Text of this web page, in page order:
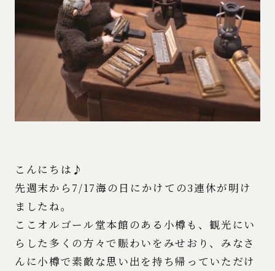
こんにちは♪
先週末から7/17海の日にかけての3連休が明け
ましたね。
ここオルゴール堂本館のある小樽も、観光にい
らした多くの方々で賑わいをみせおり、みなさ
んに小樽で素敵な思い出を持ち帰っていただけ